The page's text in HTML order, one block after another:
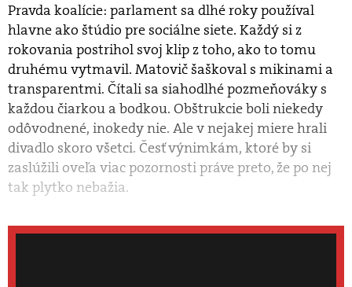
Pravda koalície: parlament sa dlhé roky používal
hlavne ako štúdio pre sociálne siete. Každý si z
rokovania postrihol svoj klip z toho, ako to tomu
druhému vytmavil. Matovič šaškoval s mikinami a
transparentmi. Čítali sa siahodlhé pozmeňováky s
každou čiarkou a bodkou. Obštrukcie boli niekedy
odôvodnené, inokedy nie. Ale v nejakej miere hrali
divadlo skoro všetci. Česť výnimkám, ktoré by si
zaslúžili oveľa viac pozornosti práve preto, že po nej
tak plytko nebažia.